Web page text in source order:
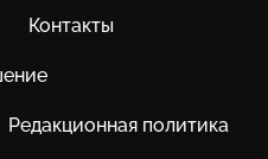
Контакты
Редакционная политика